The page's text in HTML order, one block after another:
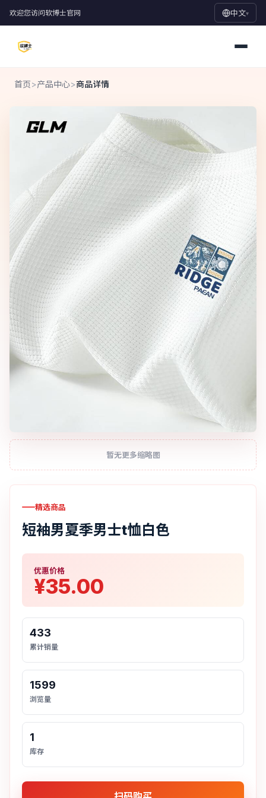
欢迎您访问软博士官网 中文▾
首页>产品中心>商品详情
暂无更多缩略图
精选商品
短袖男夏季男士t恤白色
优惠价格
¥35.00
433
累计销量
1599
浏览量
1
库存